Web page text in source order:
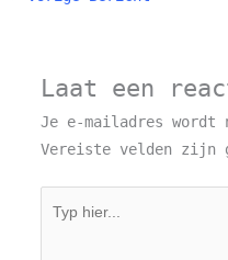
Laat een
Je e-mailadres wordt
Vereiste velden zijn
hier...